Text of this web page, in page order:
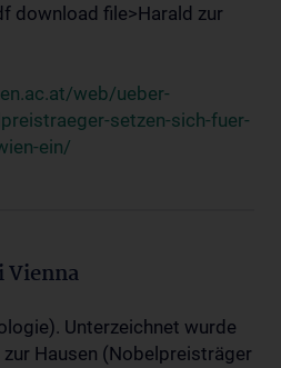
download file>Harald zur
web/ueber-
setzen-sich-fuer-
ein/
Vienna
Unterzeichnet wurde
Hausen (Nobelpreisträger